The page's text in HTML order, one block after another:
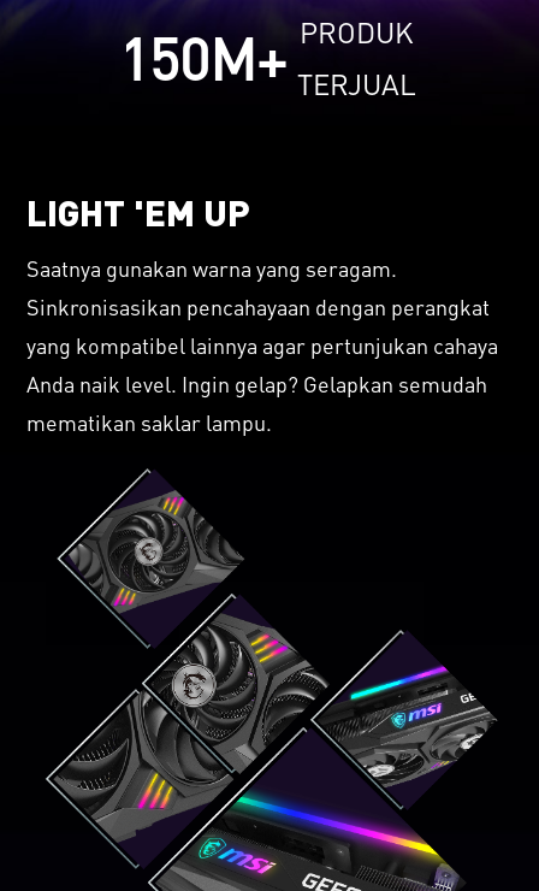
150M+ PRODUK
TERJUAL
LIGHT 'EM UP
Saatnya gunakan warna yang seragam.
Sinkronisasikan pencahayaan dengan perangkat
yang kompatibel lainnya agar pertunjukan cahaya
Anda naik level. Ingin gelap? Gelapkan semudah
mematikan saklar lampu.